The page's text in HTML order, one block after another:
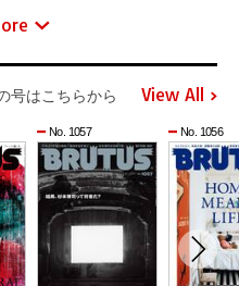
号はこちらから View All
No. 1057 No. 1056